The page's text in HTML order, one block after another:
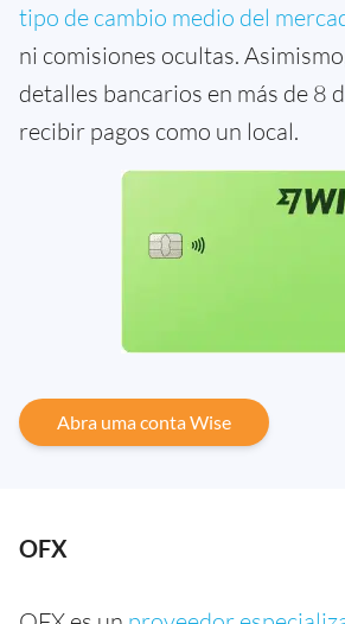
tipo de cambio medio del
ni comisiones ocultas.
detalles bancarios en más de 8
recibir pagos como un local.
Abra uma conta Wise
OFX